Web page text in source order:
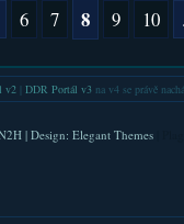
6 7 8 9 10
v2| DDR Portál v3na v4 se právě
| Design: Elegant Themes